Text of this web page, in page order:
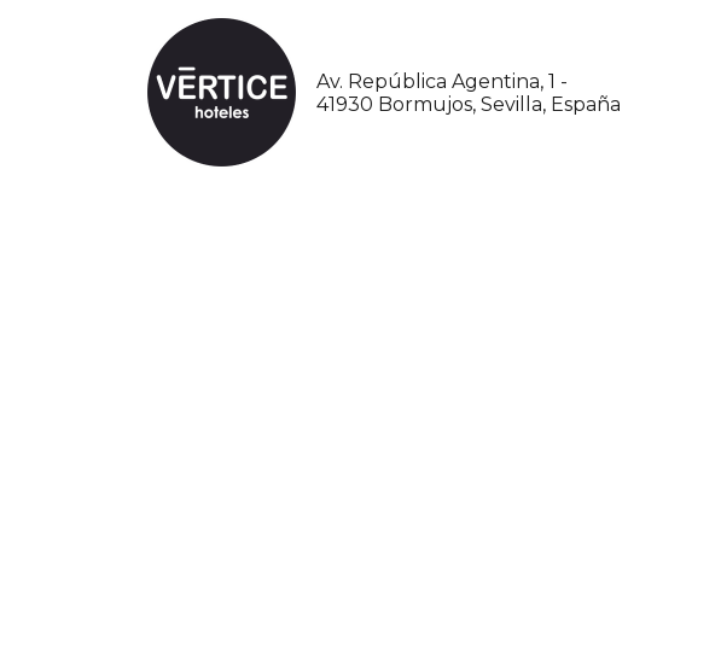
Av. República Agentina, 1 -
41930 Bormujos, Sevilla, España